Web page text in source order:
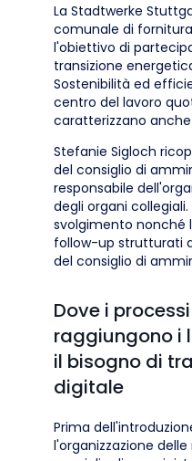
La Stadtwerke
comunale di
l'obiettivo di
transizione
Sostenibilità ed
centro del lavoro
caratterizzano
Stefanie Sigloch
del consiglio di
responsabile
degli organi
svolgimento nonché
follow-up strutturati
del consiglio di
Dove i
raggiungono i
il bisogno di
digitale
Prima
l'organizzazione